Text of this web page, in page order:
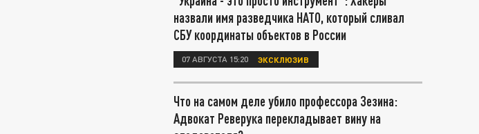
назвали имя разведчика НАТО, который сливал
СБУ координаты объектов в России
07 АВГУСТА 15:20 ЭКСКЛЮЗИВ
Что на самом деле убило профессора Зезина:
Адвокат Реверука перекладывает вину на